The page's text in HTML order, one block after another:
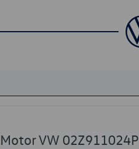
Motor VW 02Z911024P